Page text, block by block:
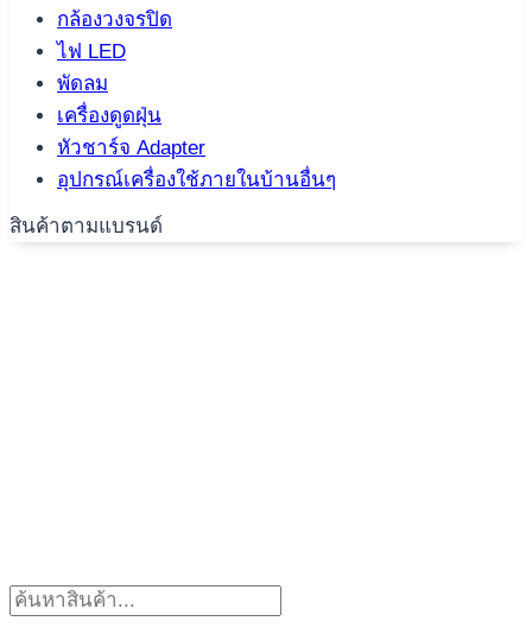
กล้องวงจรปิด
ไฟ LED
พัดลม
เครื่องดูดฝุ่น
หัวชาร์จ Adapter
อุปกรณ์เครื่องใช้ภายในบ้านอื่นๆ
สินค้าตามแบรนด์